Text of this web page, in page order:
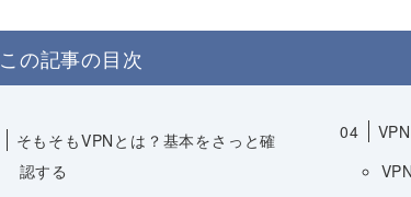
この記事の目次
そもそもVPNとは？基本をさっと確
認する
04